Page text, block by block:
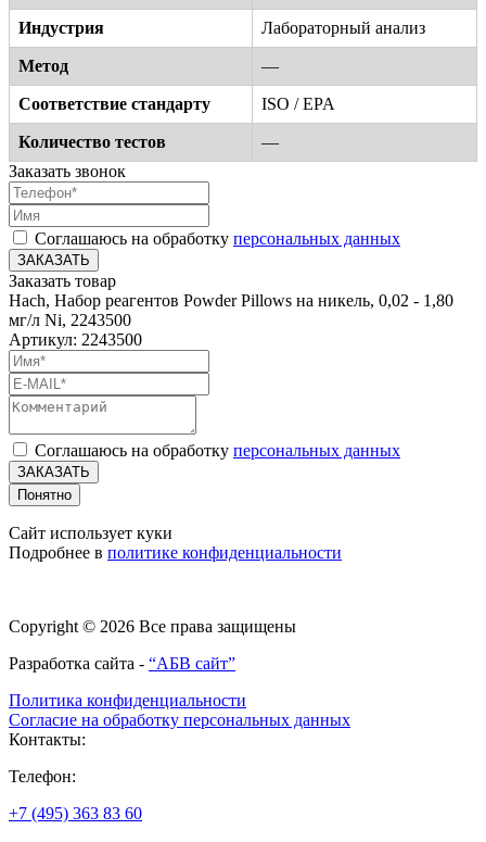
Индустрия Лабораторный анализ
Метод —
Соответствие стандарту ISO / EPA
Количество тестов
—
Заказать звонок
Соглашаюсь на обработку персональных данных
ЗАКАЗАТЬ
Заказать товар
Hach, Набор реагентов Powder Pillows на никель, 0,02 - 1,80
мг/л Ni, 2243500
Артикул: 2243500
Соглашаюсь на обработку персональных данных
ЗАКАЗАТЬ
Понятно
Сайт использует куки
Подробнее в политике конфиденциальности
Copyright © 2026 Все права защищены
Разработка сайта - “АБВ сайт”
Политика конфиденциальности
Согласие на обработку персональных данных
Контакты:
Телефон:
+7 (495) 363 83 60